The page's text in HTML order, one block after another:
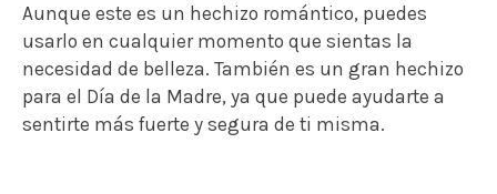
Aunque este es un hechizo romántico, puedes
usarlo en cualquier momento que sientas la
necesidad de belleza. También es un gran hechizo
para el Día de la Madre, ya que puede ayudarte a
sentirte más fuerte y segura de ti misma.